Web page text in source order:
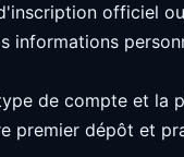
officiel
informations
de compte et la
premier dépôt et